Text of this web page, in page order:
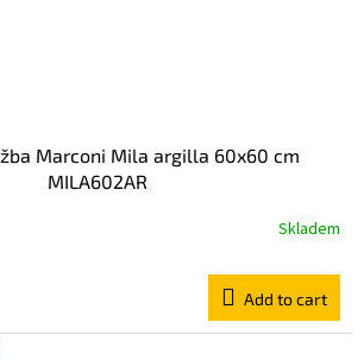
Marconi Mila argilla 60x60 cm
MILA602AR
Skladem
Add to cart